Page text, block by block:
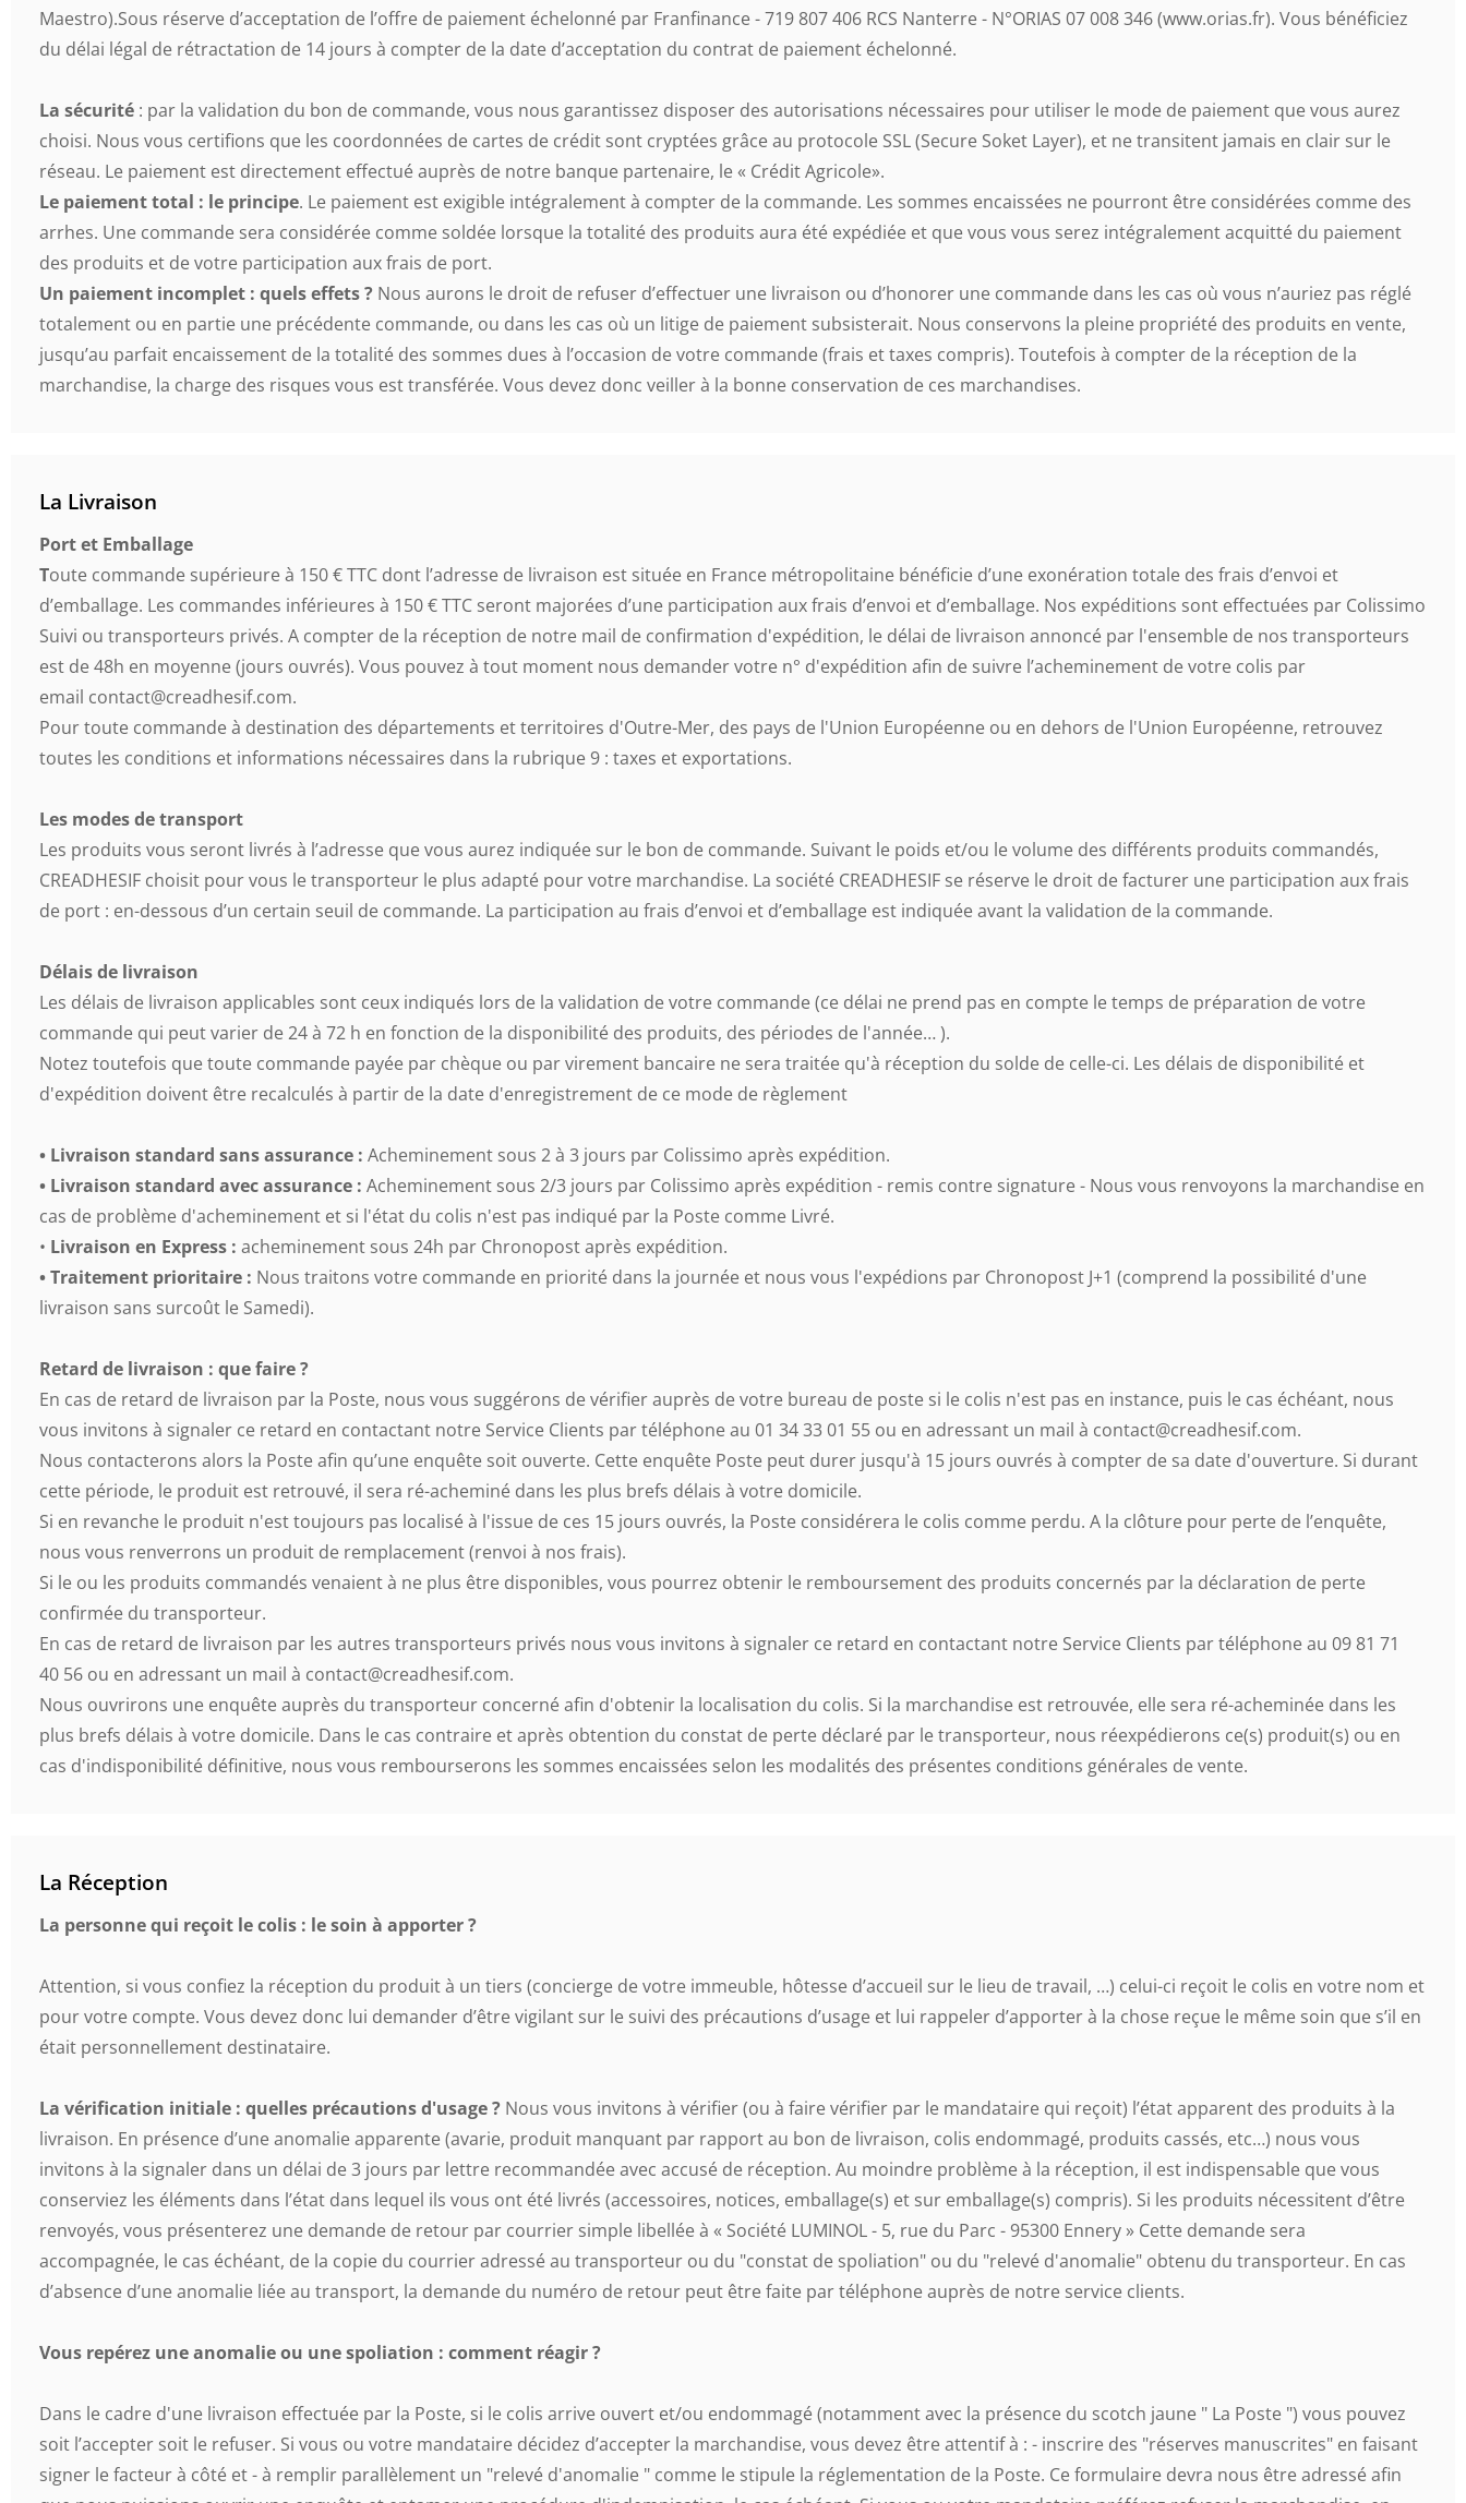
Maestro).Sous réserve d’acceptation de l’offre de paiement échelonné par Franfinance - 719 807 406 RCS Nanterre - N°ORIAS 07 008 346 (www.orias.fr). Vous bénéficiez
du délai légal de rétractation de 14 jours à compter de la date d’acceptation du contrat de paiement échelonné.
La sécurité : par la validation du bon de commande, vous nous garantissez disposer des autorisations nécessaires pour utiliser le mode de paiement que vous aurez
choisi. Nous vous certifions que les coordonnées de cartes de crédit sont cryptées grâce au protocole SSL (Secure Soket Layer), et ne transitent jamais en clair sur le
réseau. Le paiement est directement effectué auprès de notre banque partenaire, le « Crédit Agricole».
Le paiement total : le principe. Le paiement est exigible intégralement à compter de la commande. Les sommes encaissées ne pourront être considérées comme des
arrhes. Une commande sera considérée comme soldée lorsque la totalité des produits aura été expédiée et que vous vous serez intégralement acquitté du paiement
des produits et de votre participation aux frais de port.
Un paiement incomplet : quels effets ? Nous aurons le droit de refuser d’effectuer une livraison ou d’honorer une commande dans les cas où vous n’auriez pas réglé
totalement ou en partie une précédente commande, ou dans les cas où un litige de paiement subsisterait. Nous conservons la pleine propriété des produits en vente,
jusqu’au parfait encaissement de la totalité des sommes dues à l’occasion de votre commande (frais et taxes compris). Toutefois à compter de la réception de la
marchandise, la charge des risques vous est transférée. Vous devez donc veiller à la bonne conservation de ces marchandises.
La Livraison
Port et Emballage
Toute commande supérieure à 150 € TTC dont l’adresse de livraison est située en France métropolitaine bénéficie d’une exonération totale des frais d’envoi et
d’emballage. Les commandes inférieures à 150 € TTC seront majorées d’une participation aux frais d’envoi et d’emballage. Nos expéditions sont effectuées par Colissimo
Suivi ou transporteurs privés. A compter de la réception de notre mail de confirmation d'expédition, le délai de livraison annoncé par l'ensemble de nos transporteurs
est de 48h en moyenne (jours ouvrés). Vous pouvez à tout moment nous demander votre n° d'expédition afin de suivre l’acheminement de votre colis par
email contact@creadhesif.com.
Pour toute commande à destination des départements et territoires d'Outre-Mer, des pays de l'Union Européenne ou en dehors de l'Union Européenne, retrouvez
toutes les conditions et informations nécessaires dans la rubrique 9 : taxes et exportations.
Les modes de transport
Les produits vous seront livrés à l’adresse que vous aurez indiquée sur le bon de commande. Suivant le poids et/ou le volume des différents produits commandés,
CREADHESIF choisit pour vous le transporteur le plus adapté pour votre marchandise. La société CREADHESIF se réserve le droit de facturer une participation aux frais
de port : en-dessous d’un certain seuil de commande. La participation au frais d’envoi et d’emballage est indiquée avant la validation de la commande.
Délais de livraison
Les délais de livraison applicables sont ceux indiqués lors de la validation de votre commande (ce délai ne prend pas en compte le temps de préparation de votre
commande qui peut varier de 24 à 72 h en fonction de la disponibilité des produits, des périodes de l'année… ).
Notez toutefois que toute commande payée par chèque ou par virement bancaire ne sera traitée qu'à réception du solde de celle-ci. Les délais de disponibilité et
d'expédition doivent être recalculés à partir de la date d'enregistrement de ce mode de règlement
• Livraison standard sans assurance : Acheminement sous 2 à 3 jours par Colissimo après expédition.
• Livraison standard avec assurance : Acheminement sous 2/3 jours par Colissimo après expédition - remis contre signature - Nous vous renvoyons la marchandise en
cas de problème d'acheminement et si l'état du colis n'est pas indiqué par la Poste comme Livré.
• Livraison en Express : acheminement sous 24h par Chronopost après expédition.
• Traitement prioritaire : Nous traitons votre commande en priorité dans la journée et nous vous l'expédions par Chronopost J+1 (comprend la possibilité d'une
livraison sans surcoût le Samedi).
Retard de livraison : que faire ?
En cas de retard de livraison par la Poste, nous vous suggérons de vérifier auprès de votre bureau de poste si le colis n'est pas en instance, puis le cas échéant, nous
vous invitons à signaler ce retard en contactant notre Service Clients par téléphone au 01 34 33 01 55 ou en adressant un mail à contact@creadhesif.com.
Nous contacterons alors la Poste afin qu’une enquête soit ouverte. Cette enquête Poste peut durer jusqu'à 15 jours ouvrés à compter de sa date d'ouverture. Si durant
cette période, le produit est retrouvé, il sera ré-acheminé dans les plus brefs délais à votre domicile.
Si en revanche le produit n'est toujours pas localisé à l'issue de ces 15 jours ouvrés, la Poste considérera le colis comme perdu. A la clôture pour perte de l’enquête,
nous vous renverrons un produit de remplacement (renvoi à nos frais).
Si le ou les produits commandés venaient à ne plus être disponibles, vous pourrez obtenir le remboursement des produits concernés par la déclaration de perte
confirmée du transporteur.
En cas de retard de livraison par les autres transporteurs privés nous vous invitons à signaler ce retard en contactant notre Service Clients par téléphone au 09 81 71
40 56 ou en adressant un mail à contact@creadhesif.com.
Nous ouvrirons une enquête auprès du transporteur concerné afin d'obtenir la localisation du colis. Si la marchandise est retrouvée, elle sera ré-acheminée dans les
plus brefs délais à votre domicile. Dans le cas contraire et après obtention du constat de perte déclaré par le transporteur, nous réexpédierons ce(s) produit(s) ou en
cas d'indisponibilité définitive, nous vous rembourserons les sommes encaissées selon les modalités des présentes conditions générales de vente.
La Réception
La personne qui reçoit le colis : le soin à apporter ?
Attention, si vous confiez la réception du produit à un tiers (concierge de votre immeuble, hôtesse d’accueil sur le lieu de travail, …) celui-ci reçoit le colis en votre nom et
pour votre compte. Vous devez donc lui demander d’être vigilant sur le suivi des précautions d’usage et lui rappeler d’apporter à la chose reçue le même soin que s’il en
était personnellement destinataire.
La vérification initiale : quelles précautions d'usage ? Nous vous invitons à vérifier (ou à faire vérifier par le mandataire qui reçoit) l’état apparent des produits à la
livraison. En présence d’une anomalie apparente (avarie, produit manquant par rapport au bon de livraison, colis endommagé, produits cassés, etc…) nous vous
invitons à la signaler dans un délai de 3 jours par lettre recommandée avec accusé de réception. Au moindre problème à la réception, il est indispensable que vous
conserviez les éléments dans l’état dans lequel ils vous ont été livrés (accessoires, notices, emballage(s) et sur emballage(s) compris). Si les produits nécessitent d’être
renvoyés, vous présenterez une demande de retour par courrier simple libellée à « Société LUMINOL - 5, rue du Parc - 95300 Ennery » Cette demande sera
accompagnée, le cas échéant, de la copie du courrier adressé au transporteur ou du "constat de spoliation" ou du "relevé d'anomalie" obtenu du transporteur. En cas
d’absence d’une anomalie liée au transport, la demande du numéro de retour peut être faite par téléphone auprès de notre service clients.
Vous repérez une anomalie ou une spoliation : comment réagir ?
Dans le cadre d'une livraison effectuée par la Poste, si le colis arrive ouvert et/ou endommagé (notamment avec la présence du scotch jaune " La Poste ") vous pouvez
soit l’accepter soit le refuser. Si vous ou votre mandataire décidez d’accepter la marchandise, vous devez être attentif à : - inscrire des "réserves manuscrites" en faisant
signer le facteur à côté et - à remplir parallèlement un "relevé d'anomalie " comme le stipule la réglementation de la Poste. Ce formulaire devra nous être adressé afin